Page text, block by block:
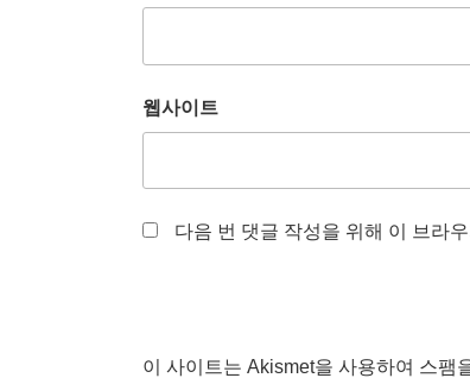
웹사이트
다음 번 댓글 작성을 위해 이 브라
이 사이트는 Akismet을 사용하여 스팸